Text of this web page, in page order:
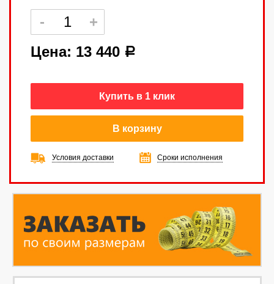
Цена: 13 440 a
Купить в 1 клик
В корзину
Условия доставки Сроки исполнения